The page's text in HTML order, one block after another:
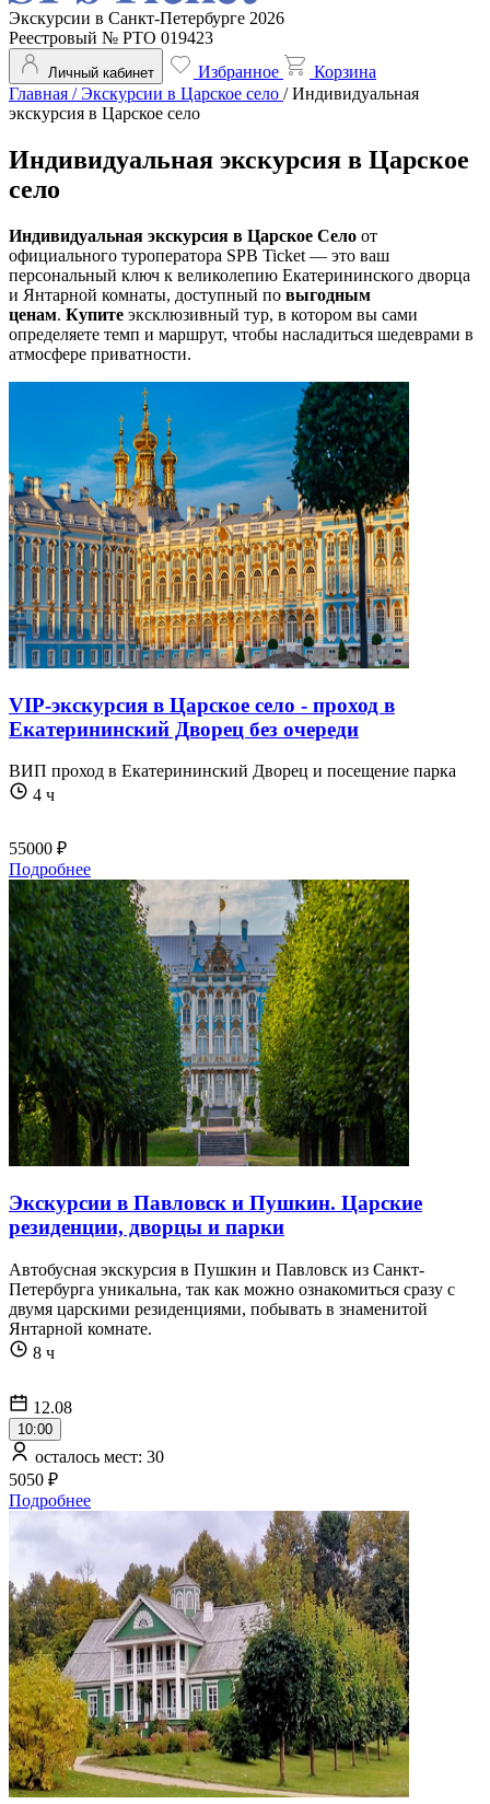
Экскурсии в Санкт-Петербурге 2026
Реестровый № РТО 019423
Личный кабинет Избранное
Корзина
Главная /Экскурсии в Царское село /Индивидуальная
экскурсия в Царское село
Индивидуальная экскурсия в Царское
село
Индивидуальная экскурсия в Царское Село от
официального туроператора SPB Ticket — это ваш
персональный ключ к великолепию Екатерининского дворца
и Янтарной комнаты, доступный по выгодным
ценам. Купите эксклюзивный тур, в котором вы сами
определяете темп и маршрут, чтобы насладиться шедеврами в
атмосфере приватности.
VIP-экскурсия в Царское село - проход в
Екатерининский Дворец без очереди
ВИП проход в Екатерининский Дворец и посещение парка​​​​
4 ч
55000 ₽
Подробнее
Экскурсии в Павловск и Пушкин. Царские
резиденции, дворцы и парки
Автобусная экскурсия в Пушкин и Павловск из Санкт-
Петербурга уникальна, так как можно ознакомиться сразу с
двумя царскими резиденциями, побывать в знаменитой
Янтарной комнате.
8 ч
12.08
10:00
осталось мест: 30
5050 ₽
Подробнее